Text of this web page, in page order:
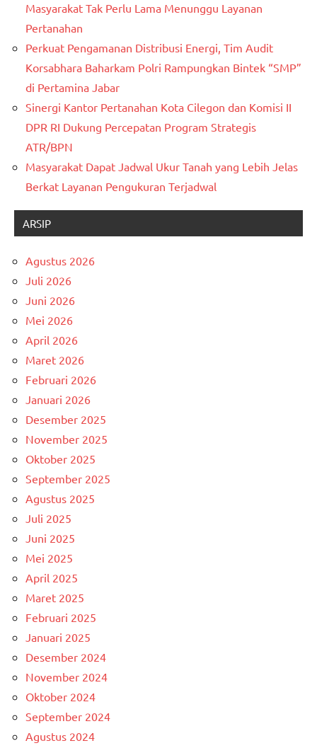
Masyarakat Tak Perlu Lama Menunggu Layanan
Pertanahan
Perkuat Pengamanan Distribusi Energi, Tim Audit
Korsabhara Baharkam Polri Rampungkan Bintek “SMP”
di Pertamina Jabar
Sinergi Kantor Pertanahan Kota Cilegon dan Komisi II
DPR RI Dukung Percepatan Program Strategis
ATR/BPN
Masyarakat Dapat Jadwal Ukur Tanah yang Lebih Jelas
Berkat Layanan Pengukuran Terjadwal
ARSIP
Agustus 2026
Juli 2026
Juni 2026
Mei 2026
April 2026
Maret 2026
Februari 2026
Januari 2026
Desember 2025
November 2025
Oktober 2025
September 2025
Agustus 2025
Juli 2025
Juni 2025
Mei 2025
April 2025
Maret 2025
Februari 2025
Januari 2025
Desember 2024
November 2024
Oktober 2024
September 2024
Agustus 2024